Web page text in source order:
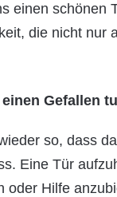
einen schönen
die nicht nur
Gefallen
so, dass
Eine Tür
oder Hilfe